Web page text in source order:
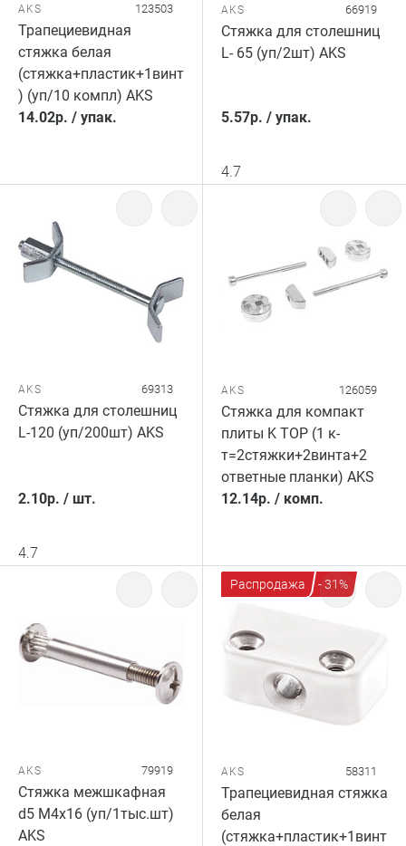
AKS 123503
Трапециевидная
стяжка белая
(стяжка+пластик+1винт
) (уп/10 компл) AKS
14.02р. / упак.
AKS 66919
Стяжка для столешниц
L- 65 (уп/2шт) AKS
5.57р. / упак.
4.7
AKS 69313
Стяжка для столешниц
L-120 (уп/200шт) AKS
2.10р. / шт.
4.7
AKS 126059
Стяжка для компакт
плиты K TOP (1 к-
т=2стяжки+2винта+2
ответные планки) AKS
12.14р. / комп.
AKS 79919
Стяжка межшкафная
d5 М4х16 (уп/1тыс.шт)
AKS
Распродажа - 31%
AKS 58311
Трапециевидная стяжка
белая
(стяжка+пластик+1винт